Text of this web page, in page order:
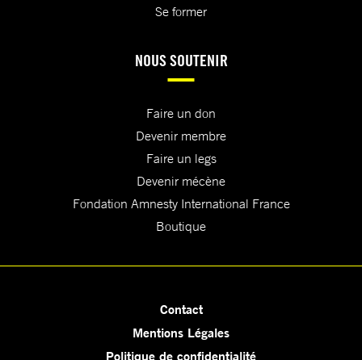
Se former
NOUS SOUTENIR
Faire un don
Devenir membre
Faire un legs
Devenir mécène
Fondation Amnesty International France
Boutique
Contact
Mentions Légales
Politique de confidentialité